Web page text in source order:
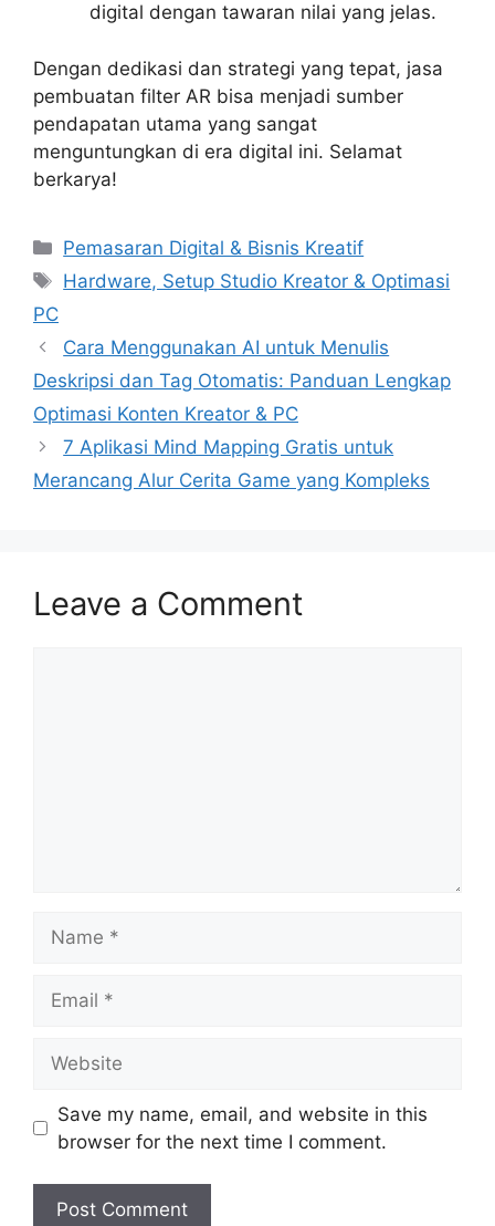
digital dengan tawaran nilai yang jelas.
Dengan dedikasi dan strategi yang tepat, jasa
pembuatan filter AR bisa menjadi sumber
pendapatan utama yang sangat
menguntungkan di era digital ini. Selamat
berkarya!
Categories
Pemasaran Digital & Bisnis Kreatif
Tags
Hardware, Setup Studio Kreator & Optimasi
PC
Cara Menggunakan AI untuk Menulis
Deskripsi dan Tag Otomatis: Panduan Lengkap
Optimasi Konten Kreator & PC
7 Aplikasi Mind Mapping Gratis untuk
Merancang Alur Cerita Game yang Kompleks
Leave a Comment
Save my name, email, and website in this
browser for the next time I comment.